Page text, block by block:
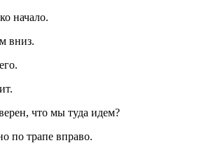
начало.
вниз.
что мы туда идем?
по трапе вправо.